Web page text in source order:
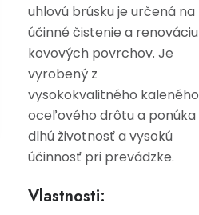
uhlovú brúsku je určená na
účinné čistenie a renováciu
kovových povrchov. Je
vyrobený z
vysokokvalitného kaleného
oceľového drôtu a ponúka
dlhú životnosť a vysokú
účinnosť pri prevádzke.
Vlastnosti: